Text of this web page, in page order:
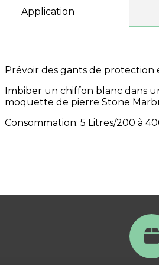
Application
Prévoir des gants de protection
Imbiber un chiffon blanc dans
moquette de pierre Stone
Consommation: 5 Litres/200 à